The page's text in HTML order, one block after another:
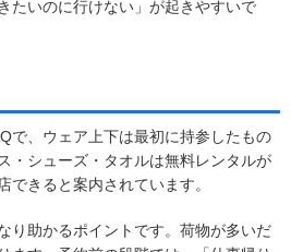
たいのに行けない」が起きやすいで
で、ウェア上下は最初に持参したもの
・シューズ・タオルは無料レンタルが
できると案内されています。
り助かるポイントです。荷物が多いだ